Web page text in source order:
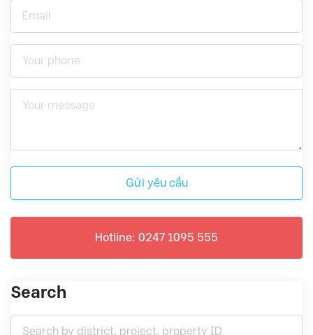
Gửi yêu cầu
Hotline: 0247 1095 555
Search